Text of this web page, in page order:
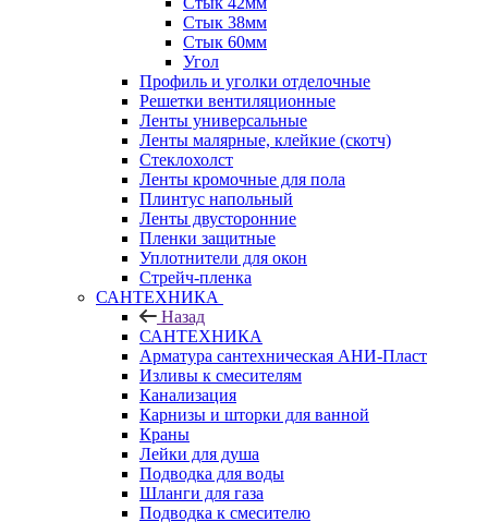
Стык 38мм
Стык 60мм
Угол
Профиль и уголки отделочные
Решетки вентиляционные
Ленты универсальные
Ленты малярные, клейкие (скотч)
Стеклохолст
Ленты кромочные для пола
Плинтус напольный
Ленты двусторонние
Пленки защитные
Уплотнители для окон
Стрейч-пленка
САНТЕХНИКА
Назад
САНТЕХНИКА
Арматура сантехническая АНИ-Пласт
Изливы к смесителям
Канализация
Карнизы и шторки для ванной
Краны
Лейки для душа
Подводка для воды
Шланги для газа
Подводка к смесителю